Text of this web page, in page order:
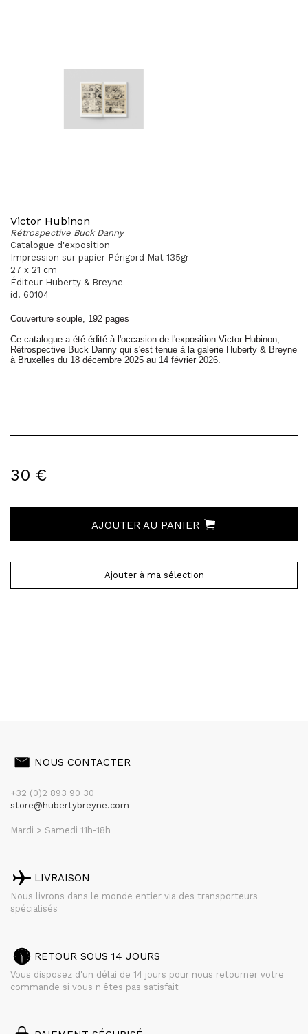
Victor Hubinon
Rétrospective Buck Danny
Catalogue d'exposition
Impression sur papier Périgord Mat 135gr
27 x 21 cm
Éditeur Huberty & Breyne
id. 60104
Couverture souple, 192 pages
Ce catalogue a été édité à l'occasion de l'exposition Victor Hubinon,
Rétrospective Buck Danny qui s'est tenue à la galerie Huberty & Breyne
à Bruxelles du 18 décembre 2025 au 14 février 2026.
30 €
AJOUTER AU PANIER
Ajouter à ma sélection
NOUS CONTACTER
+32 (0)2 893 90 30
store@hubertybreyne.com
Mardi > Samedi 11h-18h
LIVRAISON
Nous livrons dans le monde entier via des transporteurs
spécialisés
RETOUR SOUS 14 JOURS
Vous disposez d'un délai de 14 jours pour nous retourner votre
commande si vous n'êtes pas satisfait